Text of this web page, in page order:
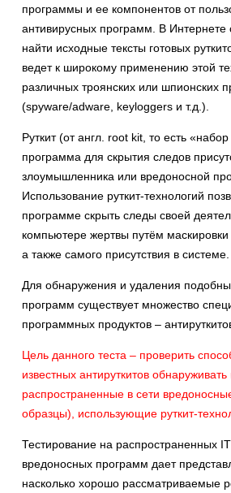
программы и ее компонентов от
антивирусных программ. В
найти исходные тексты готовых
ведет к широкому применению этой
различных троянских или шпионских
(spyware/adware, keyloggers и т.д.).
Руткит (от англ. root kit, то есть
программа для скрытия следов
злоумышленника или вредоносной
Использование руткит-технологий
программе скрыть следы своей
компьютере жертвы путём
а также самого присутствия в системе.
Для обнаружения и удаления
программ существует множество
программных продуктов –
Цель данного теста – проверить
известных антируткитов
распространенные в сети
образцы), использующие руткит-
Тестирование на распространенных
вредоносных программ дает
насколько хорошо рассматриваемые